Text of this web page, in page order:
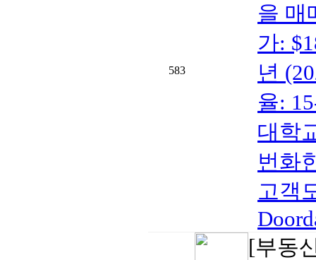
583
을 매
가:
년
율:
대학
번화
고객
[부동